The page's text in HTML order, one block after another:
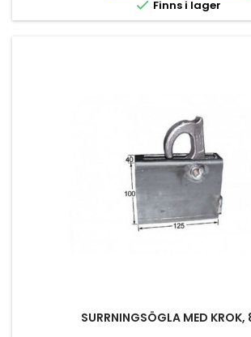
 Finns i lager
SURRNINGSÖGLA MED KROK,